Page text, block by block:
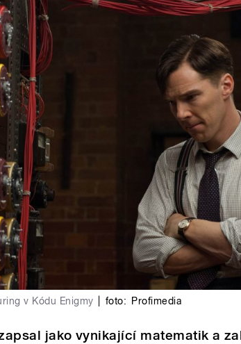
v Kódu Enigmy foto: Profimedia
jako vynikající matematik a